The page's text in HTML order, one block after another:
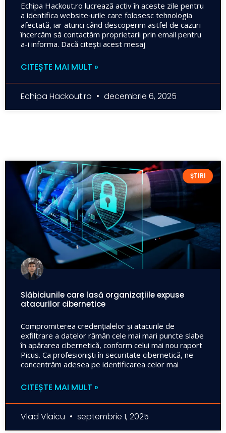
Echipa Hackout.ro lucrează activ în aceste zile pentru
a identifica website‑urile care folosesc tehnologia
afectată, iar atunci când descoperim astfel de cazuri
încercăm să contactăm proprietarii prin email pentru
a-i informa. Dacă citești acest mesaj
CITEȘTE MAI MULT »
Echipa Hackout.ro decembrie 6, 2025
ȘTIRI
Slăbiciunile care lasă organizațiile expuse
atacurilor cibernetice
Compromiterea credențialelor și atacurile de
exfiltrare a datelor rămân cele mai mari puncte slabe
în apărarea cibernetică, conform celui mai nou raport
Picus. Ca profesioniști în securitate cibernetică, ne
concentrăm adesea pe identificarea celor mai
CITEȘTE MAI MULT »
Vlad Vlaicu septembrie 1, 2025